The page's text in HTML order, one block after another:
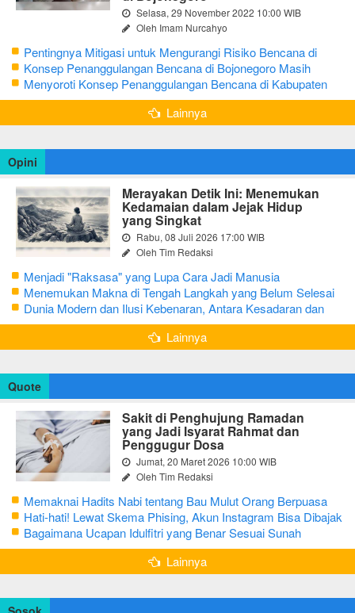
Selasa, 29 November 2022 10:00 WIB
Oleh Imam Nurcahyo
Pentingnya Mitigasi untuk Mengurangi Risiko Bencana di
Bojonegoro
Konsep Penanggulangan Bencana di Bojonegoro Masih
Mengutamakan Tanggap Darurat
Menyoroti Konsep Penanggulangan Bencana di Kabupaten
Bojonegoro
Lainnya
Opini
Merayakan Detik Ini: Menemukan
Kedamaian dalam Jejak Hidup
yang Singkat
Rabu, 08 Juli 2026 17:00 WIB
Oleh Tim Redaksi
Menjadi "Raksasa" yang Lupa Cara Jadi Manusia
Menemukan Makna di Tengah Langkah yang Belum Selesai
Dunia Modern dan Ilusi Kebenaran, Antara Kesadaran dan
terjebak Tipu Daya
Lainnya
Quote
Sakit di Penghujung Ramadan
yang Jadi Isyarat Rahmat dan
Penggugur Dosa
Jumat, 20 Maret 2026 10:00 WIB
Oleh Tim Redaksi
Memaknai Hadits Nabi tentang Bau Mulut Orang Berpuasa
Secara Bijak Agar Tidak Menggangu
Hati-hati! Lewat Skema Phising, Akun Instagram Bisa Dibajak
Kurang dari 3 Menit
Bagaimana Ucapan Idulfitri yang Benar Sesuai Sunah
Rasulullah
Lainnya